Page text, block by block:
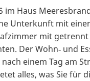
im Haus
Unterkunft mit
mit
Der Wohn‑ und
einem Tag am
alles, was Sie für